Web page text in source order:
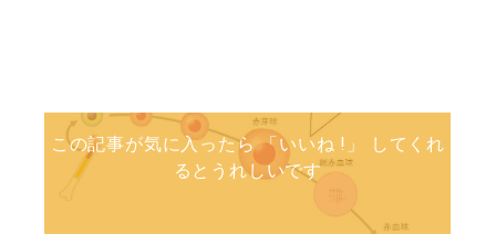
この記事が気に入ったら 「いいね !」 してくれ
るとうれしいです